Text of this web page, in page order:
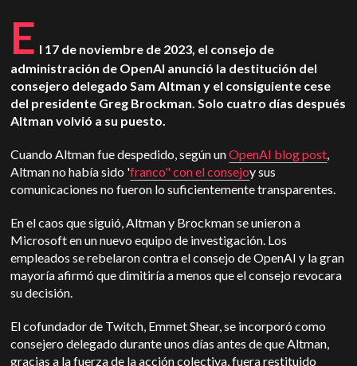
E l 17 de noviembre de 2023, el consejo de
administración de OpenAI anunció la destitución del
consejero delegado Sam Altman y el consiguiente cese
del presidente Greg Brockman. Solo cuatro días después
Altman volvió a su puesto.
Cuando Altman fue despedido, según unOpenAI blog post,
Altman no había sido 'franco" con el consejoy sus
comunicaciones no fueron lo suficientemente transparentes.
En el caos que siguió, Altman y Brockman se unieron a
Microsoft en un nuevo equipo de investigación. Los
empleados se rebelaron contra el consejo de OpenAI y la gran
mayoría afirmó que dimitiría a menos que el consejo revocara
su decisión.
El cofundador de Twitch, Emmet Shear, se incorporó como
consejero delegado durante unos días antes de que Altman,
gracias a la fuerza de la acción colectiva, fuera restituido